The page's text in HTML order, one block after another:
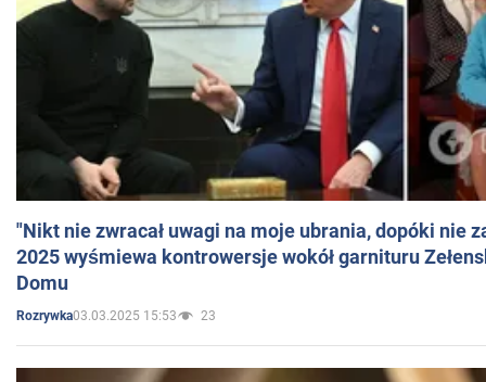
"Nikt nie zwracał uwagi na moje ubrania, dopóki nie
2025 wyśmiewa kontrowersje wokół garnituru
Domu
Rozrywka03.03.2025 15:53 23